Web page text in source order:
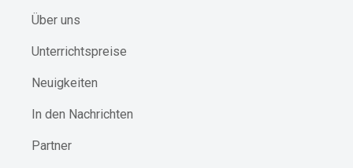
Über uns
Unterrichtspreise
Neuigkeiten
In den Nachrichten
Partner